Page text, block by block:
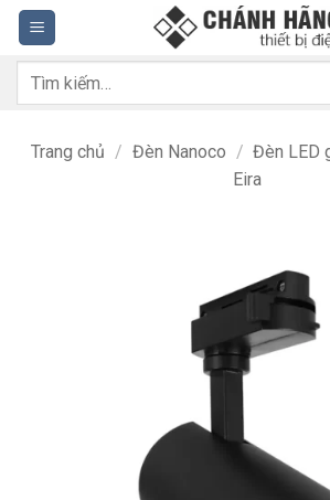
Bỏ
qua
nội
dung
Tìm
Trang chủ / Đèn Nanoco / Đèn LED
Eira